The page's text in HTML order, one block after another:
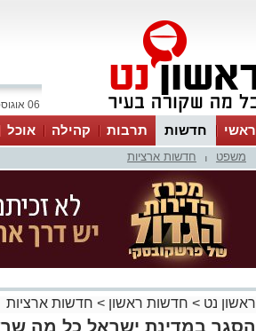
06 אוגוסט 2026 / 13:15
ראשי חדשות תרבות קהילה אוכל
משפט חדשות ארציות
ראשון נט > חדשות ראשון > חדשות ארציות
הסגר במדינת ישראל כל מה